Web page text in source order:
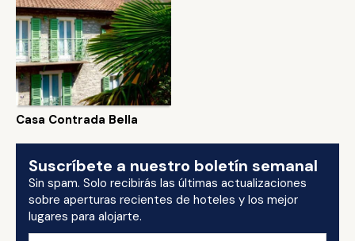
Casa Contrada Bella
Suscríbete a nuestro boletín semanal
Sin spam. Solo recibirás las últimas actualizaciones
sobre aperturas recientes de hoteles y los mejor
lugares para alojarte.